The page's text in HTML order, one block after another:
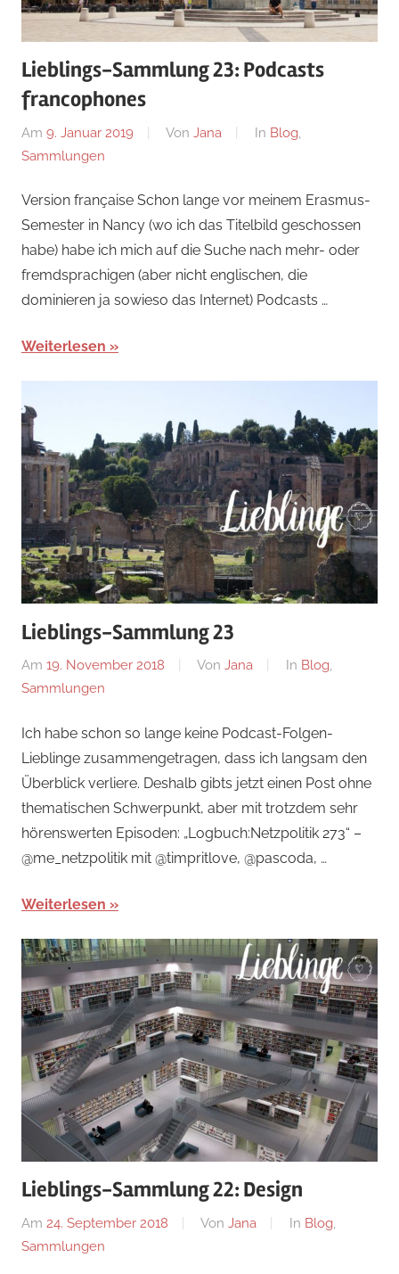
Lieblings-Sammlung 23: Podcasts
francophones
Am 9. Januar 2019 Von Jana In Blog,
Sammlungen
Version française Schon lange vor meinem Erasmus-
Semester in Nancy (wo ich das Titelbild geschossen
habe) habe ich mich auf die Suche nach mehr- oder
fremdsprachigen (aber nicht englischen, die
dominieren ja sowieso das Internet) Podcasts …
Weiterlesen
Lieblings-Sammlung 23
Am 19. November 2018 Von Jana In Blog,
Sammlungen
Ich habe schon so lange keine Podcast-Folgen-
Lieblinge zusammengetragen, dass ich langsam den
Überblick verliere. Deshalb gibts jetzt einen Post ohne
thematischen Schwerpunkt, aber mit trotzdem sehr
hörenswerten Episoden: „Logbuch:Netzpolitik 273“ –
@me_netzpolitik mit @timpritlove, @pascoda, …
Weiterlesen
Lieblings-Sammlung 22: Design
Am 24. September 2018 Von Jana In Blog,
Sammlungen